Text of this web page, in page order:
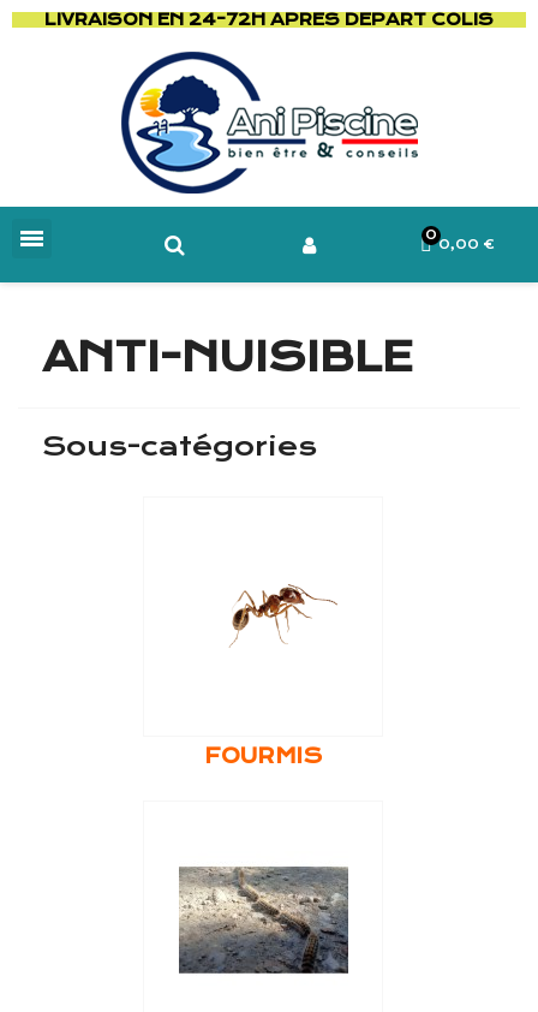
LIVRAISON EN 24-72H APRES DEPART COLIS
0,00 €
ANTI-NUISIBLE
Sous-catégories
FOURMIS